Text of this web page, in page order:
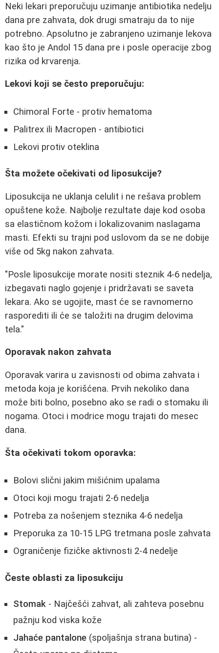
Neki lekari preporučuju uzimanje antibiotika nedelju
dana pre zahvata, dok drugi smatraju da to nije
potrebno. Apsolutno je zabranjeno uzimanje lekova
kao što je Andol 15 dana pre i posle operacije zbog
rizika od krvarenja.
Lekovi koji se često preporučuju:
Chimoral Forte - protiv hematoma
Palitrex ili Macropen - antibiotici
Lekovi protiv oteklina
Šta možete očekivati od liposukcije?
Liposukcija ne uklanja celulit i ne rešava problem
opuštene kože. Najbolje rezultate daje kod osoba
sa elastičnom kožom i lokalizovanim naslagama
masti. Efekti su trajni pod uslovom da se ne dobije
više od 5kg nakon zahvata.
"Posle liposukcije morate nositi steznik 4-6 nedelja,
izbegavati naglo gojenje i pridržavati se saveta
lekara. Ako se ugojite, mast će se ravnomerno
rasporediti ili će se taložiti na drugim delovima
tela."
Oporavak nakon zahvata
Oporavak varira u zavisnosti od obima zahvata i
metoda koja je korišćena. Prvih nekoliko dana
može biti bolno, posebno ako se radi o stomaku ili
nogama. Otoci i modrice mogu trajati do mesec
dana.
Šta očekivati tokom oporavka:
Bolovi slični jakim mišićnim upalama
Otoci koji mogu trajati 2-6 nedelja
Potreba za nošenjem steznika 4-6 nedelja
Preporuka za 10-15 LPG tretmana posle zahvata
Ograničenje fizičke aktivnosti 2-4 nedelje
Česte oblasti za liposukciju
Stomak - Najčešći zahvat, ali zahteva posebnu
pažnju kod viska kože
Jahaće pantalone (spoljašnja strana butina) -